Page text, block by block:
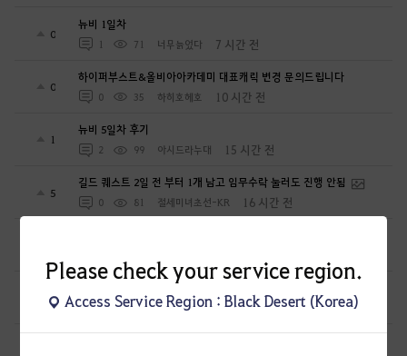
Please check your service region.
Access Service Region : Black Desert (Korea)
0
뉴비 1일차
1 71 너무늙었다 7 시간 전
0
하이퍼부스트&올비아아카데미 대표캐릭 변경 문의드립니다
0 35 하히호헤호 10 시간 전
1
뉴비 5일차 후기
2 99 아시드라누대 15 시간 전
5
길드 퀘스트 2일 전 부터 1개 남고 임무수락 눌러도 진행 안됨
0 81 절세미녀초선-KR 16 시간 전
0
무량진경 무량계편 2장 후속
0 32 천지의재림무량진경 17 시간 전